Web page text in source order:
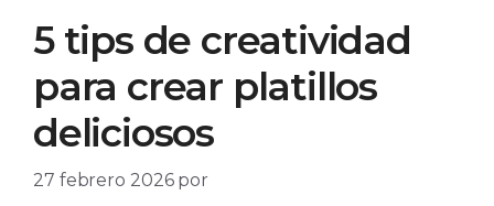
5 tips de creatividad
para crear platillos
deliciosos
27 febrero 2026 por